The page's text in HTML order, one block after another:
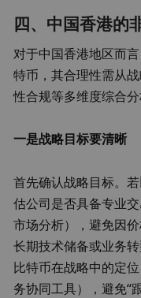
四、中国香港的
对于中国香港地区而
特币，其合理性需从
性合规等多维度综合分
一是战略目标要清晰
首先确认战略目标。
估公司是否具备专业
市场分析），避免因
长期技术储备或业务
比特币在战略中的定
务协同工具），避免“